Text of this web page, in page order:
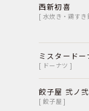
西新初喜
[ 水炊き・鶏すき
ミスタードー
[ ドーナツ ]
餃子屋 弐ノ弐
[ 餃子屋 ]